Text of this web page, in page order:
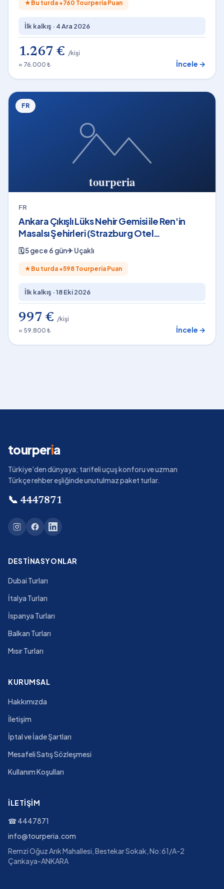
★ Bu turda +760 Tourperia Puan
İlk kalkış · 4 Ara 2026
1.267 € /kişi
≈ 76.000 ₺
İncele →
FR
FR
Ankara Çıkışlı Lüks Nehir Gemisi ile Ren'in
Masalsı Şehirleri (Strazburg Otel
Konaklamalı)
🗓5 gece 6 gün✈Uçaklı
★ Bu turda +598 Tourperia Puan
İlk kalkış ·18 Eki 2026
997 € /kişi
≈ 59.800 ₺
İncele →
tourperia
Türkiye'den dünyaya; tarifeli uçuş konforu ve uzman
Türkçe rehber eşliğinde unutulmaz paket turlar.
📞 4447871
DESTINASYONLAR
Dubai Turları
İtalya Turları
İspanya Turları
Balkan Turları
Mısır Turları
KURUMSAL
Hakkımızda
İletişim
İptal ve İade Şartları
Mesafeli Satış Sözleşmesi
Kullanım Koşulları
İLETIŞIM
☎4447871
info@tourperia.com
Remzi Oğuz Arık Mahallesi, Bestekar Sokak, No:61/A-2
Çankaya-ANKARA